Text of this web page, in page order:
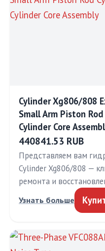
Cylinder Xg806/808
Small Arm Piston
Cylinder Core
440841.53 RUB
Представляем вам
Cylinder Xg806/808 —
ремонта и
Узнать больше